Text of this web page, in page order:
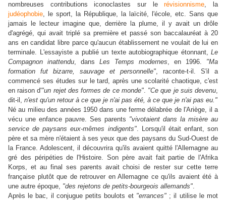
nombreuses contributions iconoclastes sur lerévisionnisme, la
judéophobie, le sport, la République, la laïcité, l'école, etc. Sans que
jamais le lecteur imagine que, derrière la plume, il y avait un drôle
d'agrégé, qui avait triplé sa première et passé son baccalauréat à 20
ans en candidat libre parce qu'aucun établissement ne voulait de lui en
terminale. L'essayiste a publié un texte autobiographique étonnant, Le
Compagnon inattendu, dans Les Temps modernes, en 1996. "Ma
formation fut bizarre, sauvage et personnelle", raconte-t-il. S'il a
commencé ses études sur le tard, après une scolarité chaotique, c'est
en raison d'"un rejet des formes de ce monde". "Ce que je suis devenu,
dit-il, n'est qu'un retour à ce que je n'ai pas été, à ce que je n'ai pas eu."
Né au milieu des années 1950 dans une ferme délabrée de l'Ariège, il a
vécu une enfance pauvre. Ses parents "vivotaient dans la misère au
service de paysans eux-mêmes indigents". Lorsqu'il était enfant, son
père et sa mère n'étaient à ses yeux que des paysans du Sud-Ouest de
la France. Adolescent, il découvrira qu'ils avaient quitté l'Allemagne au
gré des péripéties de l'Histoire. Son père avait fait partie de l'Afrika
Korps, et au final ses parents avait choisi de rester sur cette terre
française plutôt que de retrouver en Allemagne ce qu'ils avaient été à
une autre époque, "des rejetons de petits-bourgeois allemands".
Après le bac, il conjugue petits boulots et "errances"; il utilise le mot